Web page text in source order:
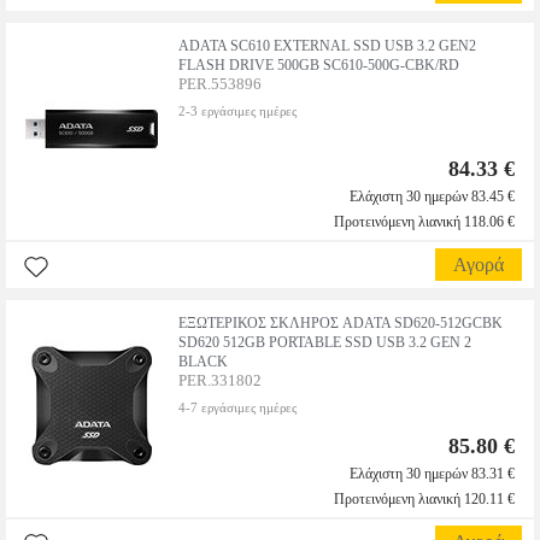
ADATA SC610 EXTERNAL SSD USB 3.2 GEN2
FLASH DRIVE 500GB SC610-500G-CBK/RD
PER.553896
2-3 εργάσιμες ημέρες
84.33 €
Ελάχιστη 30 ημερών 83.45 €
Προτεινόμενη λιανική 118.06 €
Αγορά
ΕΞΩΤΕΡΙΚΟΣ ΣΚΛΗΡΟΣ ADATA SD620-512GCBK
SD620 512GB PORTABLE SSD USB 3.2 GEN 2
BLACK
PER.331802
4-7 εργάσιμες ημέρες
85.80 €
Ελάχιστη 30 ημερών 83.31 €
Προτεινόμενη λιανική 120.11 €